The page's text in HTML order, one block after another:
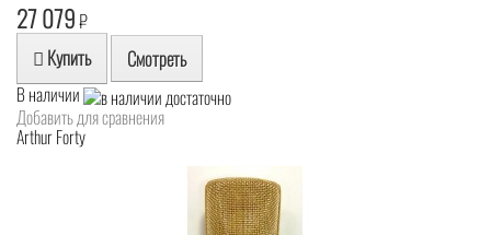
27 079₽
Купить Смотреть
В наличии
Добавить для сравнения
Arthur Forty